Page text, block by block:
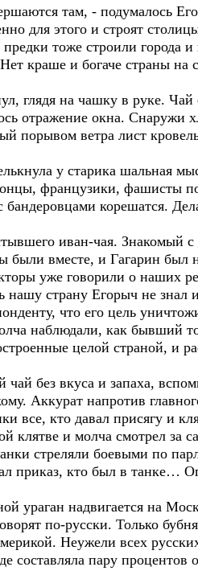
там, - подумалось
для этого и строят
тоже строили города
краше и богаче страны на
глядя на чашку в руке.
отражение окна. Снаружи
порывом ветра лист
у старика шальная
французики, фашисты
бандеровцами корешатся.
иван-чая. Знакомый
были вместе, и Гагарин
уже говорили о наших
нашу страну Егорыч не знал
что его цель
наблюдали, как бывший
целой страной, и
без вкуса и запаха,
Аккурат напротив
все, кто давал присягу и
клятве и молча смотрел за
стреляли боевыми по
приказ, кто был в танке…
ураган надвигается на
по-русски. Только
Неужели всех
составляла пару процентов